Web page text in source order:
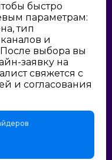
быстро
параметрам:
тип
и
выбора вы
заявку на
свяжется с
и согласования